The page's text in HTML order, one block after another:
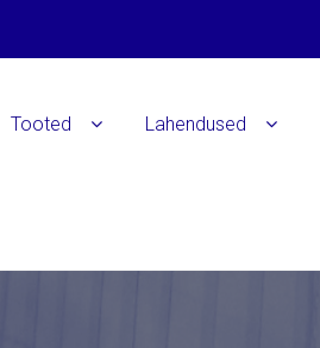
Tooted Lahendused